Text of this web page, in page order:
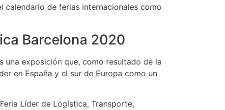
calendario de ferias internacionales como
Barcelona 2020
una exposición que, como resultado de la
en España y el sur de Europa como un
Líder de Logística, Transporte,